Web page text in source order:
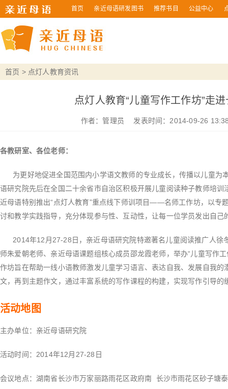
首页 亲近母语研发图书 推荐书目 公益中心
首页 > 点灯人教育资讯
点灯人教育“儿童写作工作坊”走
作者： 管理员 发表时间：2014-09-26
各教研室、各位老师：
为更好地促进全国范围内小学语文教师的专业成长，传播以儿童为
语研究院先后在全国二十余省市自治区积极开展儿童阅读种子教师培训
近母语特别推出“点灯人教育”重点线下师训项目——名师工作坊，以专
讨和教学实践指导，充分体现参与性、互动性，让每一位学员发出自己
2014年12月27-28日，亲近母语研究院特邀著名儿童阅读推广人徐
师朱爱朝老师、亲近母语课题组核心成员邵龙霞老师，举办“儿童写作
作坊旨在帮助一线小语教师激发儿童学习语言、表达自我、发展自我的
文，再到主题作文，通过丰富系统的写作课程的构建，实现写作引导
活动地图
主办单位：亲近母语研究院
活动时间：2014年12月27-28日
会议地点：湖南省长沙市万家丽路雨花区政府南 长沙市雨花区砂子塘